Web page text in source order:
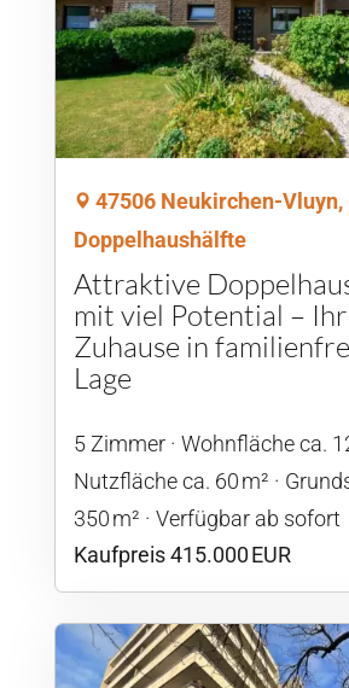
47506 Neukirchen-Vluyn,
Doppelhaushälfte
Attraktive
mit viel Potential –
Zuhause in
Lage
5 Zimmer
Wohnfläche ca.
Nutzfläche ca. 60 m²
350 m²
Verfügbar ab sofort
Kaufpreis 415.000 EUR